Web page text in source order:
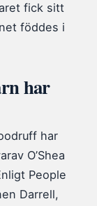
fick sitt
föddes i
har
har
O’Shea
People
Darrell,